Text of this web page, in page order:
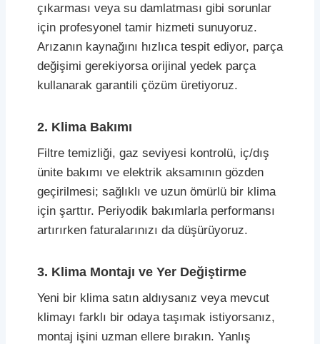
çıkarması veya su damlatması gibi sorunlar
için profesyonel tamir hizmeti sunuyoruz.
Arızanın kaynağını hızlıca tespit ediyor, parça
değişimi gerekiyorsa orijinal yedek parça
kullanarak garantili çözüm üretiyoruz.
2. Klima Bakımı
Filtre temizliği, gaz seviyesi kontrolü, iç/dış
ünite bakımı ve elektrik aksamının gözden
geçirilmesi; sağlıklı ve uzun ömürlü bir klima
için şarttır. Periyodik bakımlarla performansı
artırırken faturalarınızı da düşürüyoruz.
3. Klima Montajı ve Yer Değiştirme
Yeni bir klima satın aldıysanız veya mevcut
klimayı farklı bir odaya taşımak istiyorsanız,
montaj işini uzman ellere bırakın. Yanlış